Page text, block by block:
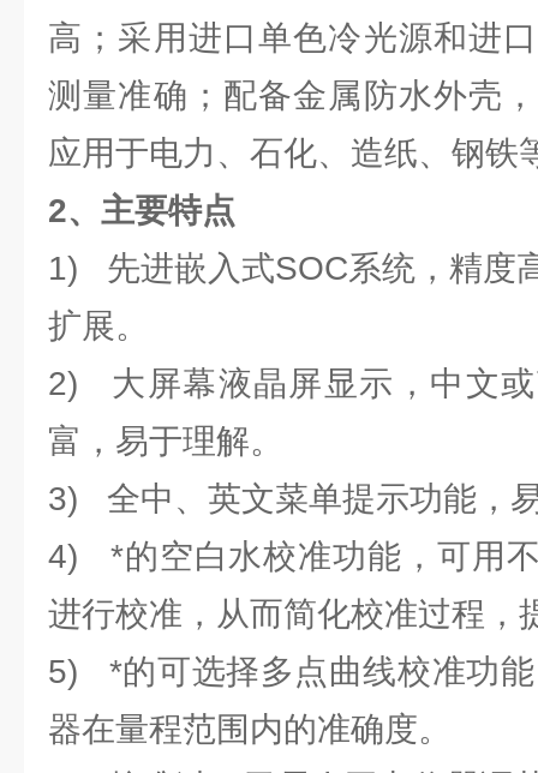
高；采用进口单色冷光源和进
测量准确；配备金属防水外壳
应用于电力、石化、造纸、钢铁
2、 主要特点
1) 先进嵌入式SOC系统，精度
扩展。
2) 大屏幕液晶屏显示，中文
富，易于理解。
3) 全中、英文菜单提示功能，
4) *的空白水校准功能，可用
进行校准，从而简化校准过程，
5) *的可选择多点曲线校准功
器在量程范围内的准确度。